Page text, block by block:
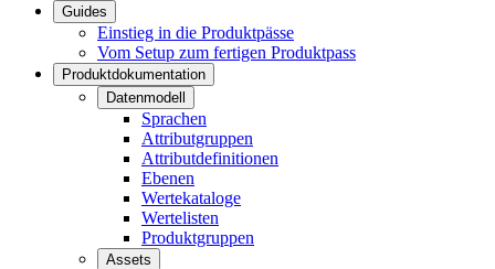
Guides
Einstieg in die Produktpässe
Vom Setup zum fertigen Produktpass
Produktdokumentation
Datenmodell
Sprachen
Attributgruppen
Attributdefinitionen
Ebenen
Wertekataloge
Wertelisten
Produktgruppen
Assets